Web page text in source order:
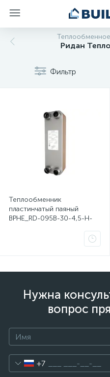
Ридан
Фильтр
Теплообменник
пластинчатый паяный
BPHE_RD-095B-30-4,5-H-
Нужна
вопрос
+7